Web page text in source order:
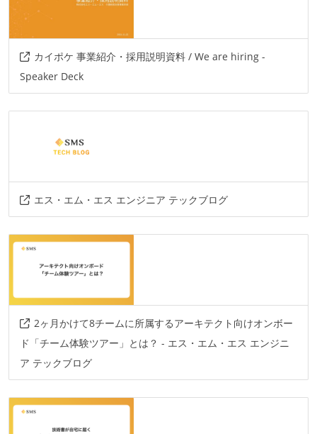
slack
その他
amazon-web-services
その他、現場で使われている技術
laravel
phoenix
カイポケ 事業紹介・採用説明資料 / We are hiring -
Speaker Deck
エス・エム・エス エンジニア テックブログ
2ヶ月かけて8チームに所属するアーキテクト向けオンボー
ド「チーム体験ツアー」とは？ - エス・エム・エス エンジニ
ア テックブログ